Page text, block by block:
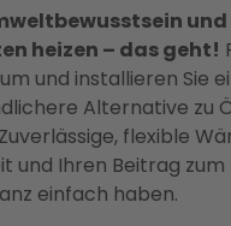
heizen – das geht!
und installieren Sie
Alternative zu
flexible
und Ihren Beitrag zum
einfach haben.